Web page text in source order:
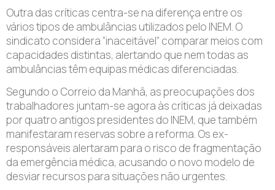
Outra das críticas centra-se na diferença entre os
vários tipos de ambulâncias utilizados pelo INEM. O
sindicato considera “inaceitável” comparar meios com
capacidades distintas, alertando que nem todas as
ambulâncias têm equipas médicas diferenciadas.
Segundo o Correio da Manhã, as preocupações dos
trabalhadores juntam-se agora às críticas já deixadas
por quatro antigos presidentes do INEM, que também
manifestaram reservas sobre a reforma. Os ex-
responsáveis alertaram para o risco de fragmentação
da emergência médica, acusando o novo modelo de
desviar recursos para situações não urgentes.